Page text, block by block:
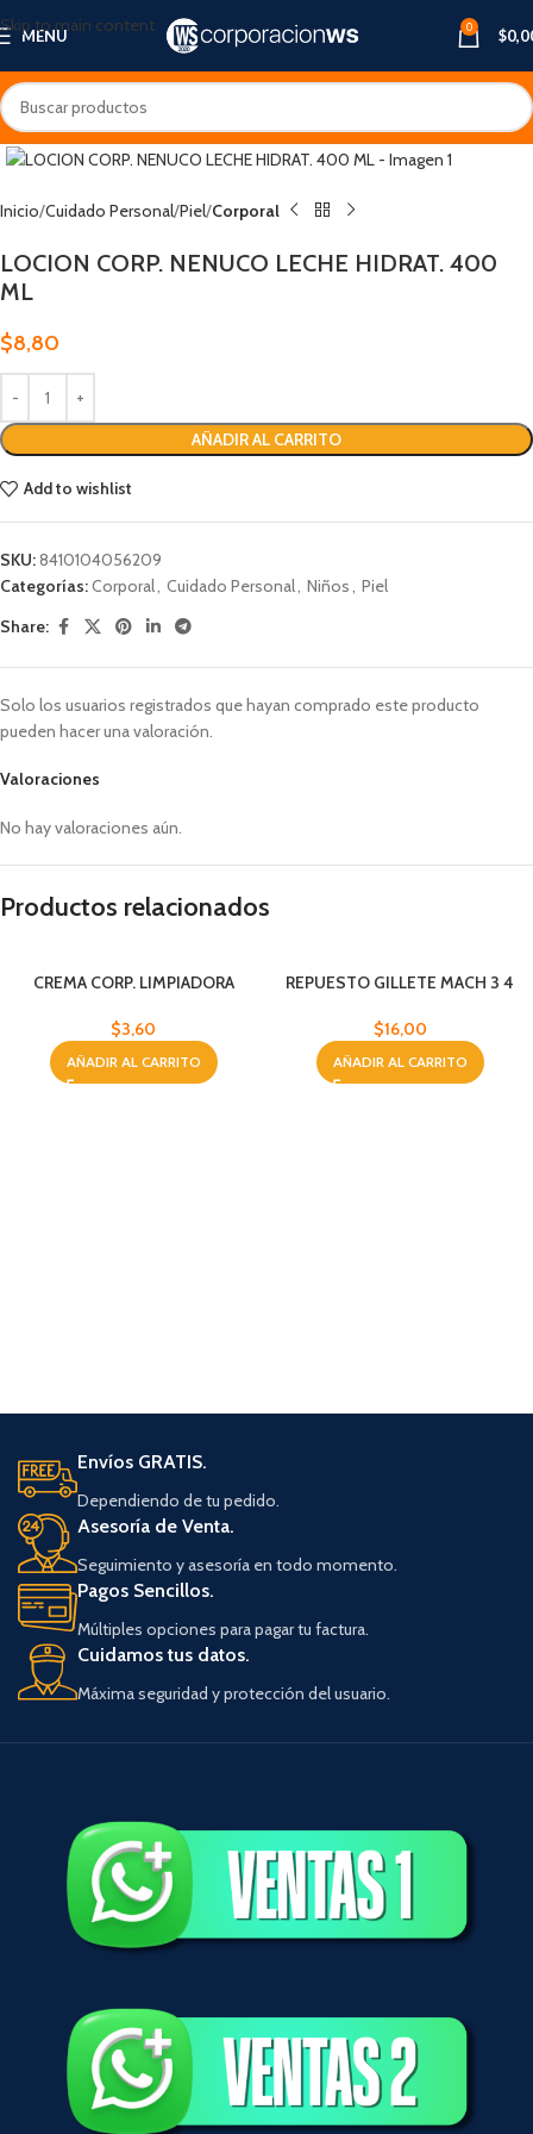
Skip to main content
MENU 0 $
Inicio Cuidado Personal Piel Corporal
LOCION CORP. NENUCO LECHE HIDRAT. 400
ML
$8,80
AÑADIR AL CARRITO
Add to wishlist
SKU:8410104056209
Categorías:Corporal Cuidado Personal Niños
Piel
Share:
Valoraciones
No hay valoraciones aún.
Solo los usuarios registrados que hayan comprado este producto
pueden hacer una valoración.
Productos relacionados
CREMA CORP. LIMPIADORA
$3,60
AÑADIR AL CARRITO
REPUESTO GILLETE MACH 3 4
$16,00
AÑADIR AL CARRITO
Envíos GRATIS.
Dependiendo de tu pedido.
Asesoría de Venta.
Seguimiento y asesoría en todo momento.
Pagos Sencillos.
Múltiples opciones para pagar tu factura.
Cuidamos tus datos.
Máxima seguridad y protección del usuario.